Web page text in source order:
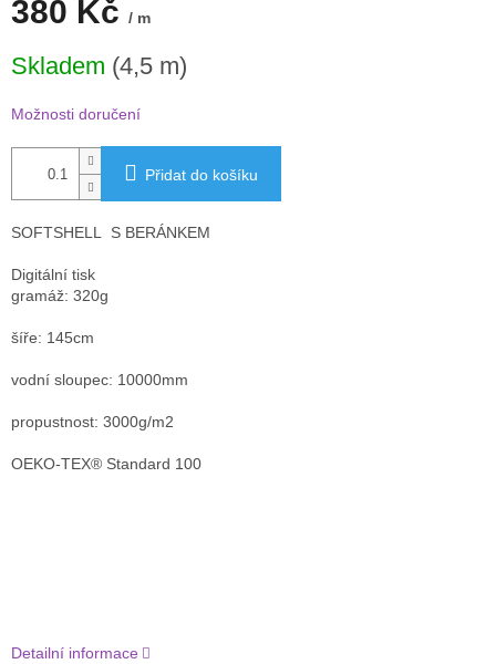
380 Kč / m
cena:
Skladem (4,5 m)
Možnosti doručení
Přidat do košíku
SOFTSHELL S BERÁNKEM
Digitální tisk
gramáž: 320g
šíře: 145cm
vodní sloupec: 10000mm
propustnost: 3000g/m2
OEKO-TEX® Standard 100
Detailní informace